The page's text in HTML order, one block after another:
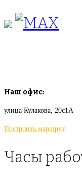
Наш офис:
улица Кулакова, 20с1А
Построить маршрут
Часы